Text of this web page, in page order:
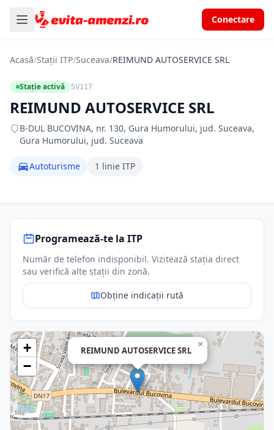
Conectare
Acasă/Stații ITP/Suceava/REIMUND AUTOSERVICE SRL
Stație activă SV117
REIMUND AUTOSERVICE SRL
B-DUL BUCOVINA, nr. 130, Gura Humorului, jud. Suceava,
Gura Humorului, jud. Suceava
Autoturisme 1 linie ITP
Programează-te la ITP
Număr de telefon indisponibil. Vizitează stația direct
sau verifică alte stații din zonă.
Obține indicații rută
REIMUND AUTOSERVICE SRL
×
+
−